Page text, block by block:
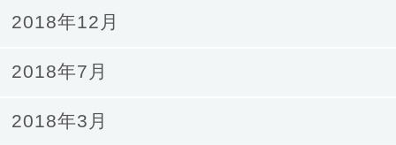
2018年12月
2018年7月
2018年3月